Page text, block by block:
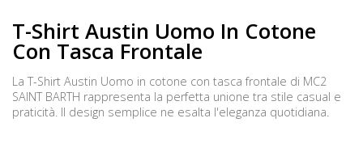
T-Shirt Austin Uomo In Cotone
Con Tasca Frontale
La T-Shirt Austin Uomo in cotone con tasca frontale di MC2
SAINT BARTH rappresenta la perfetta unione tra stile casual e
praticità. Il design semplice ne esalta l'eleganza quotidiana.